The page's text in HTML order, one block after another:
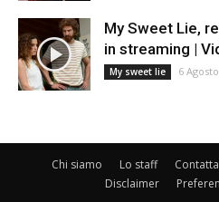
My Sweet Lie,
in streaming |
My sweet lie 6
Chi siamo Lo staff
Disclaimer